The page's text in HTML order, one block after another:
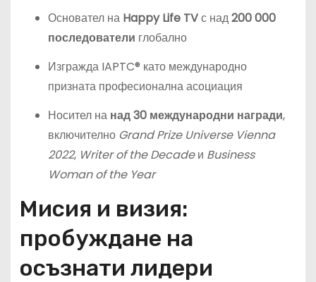
Основател на Happy Life TVс над200 000
последователи глобално
Изгражда IAPTC® като международно
призната професионална асоциация
Носител на над 30 международни награди,
включително Grand Prize Universe Vienna
2022, Writer of the Decadeи Business
Woman of the Year
Мисия и визия:
пробуждане на
осъзнати лидери